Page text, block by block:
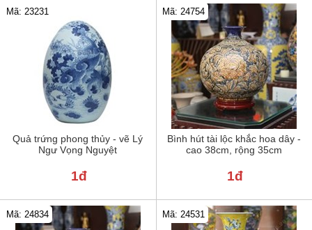
Quả trứng phong thủy - vẽ Lý
Ngư Vọng Nguyệt
Mã: 23231
1đ
Bình hút tài lộc khắc hoa dây -
cao 38cm, rộng 35cm
Mã: 24754
1đ
Mã: 24834 Mã: 24531